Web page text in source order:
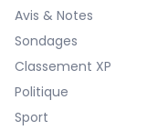
Avis & Notes
Sondages
Classement XP
Politique
Sport